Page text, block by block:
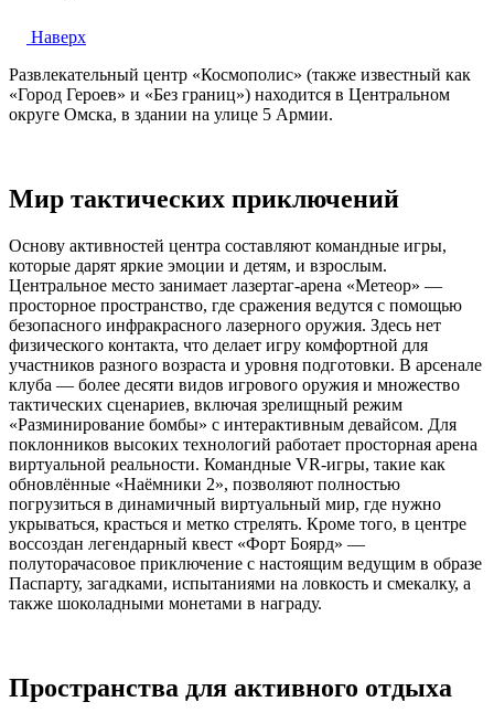
Наверх
Развлекательный центр «Космополис» (также известный как
«Город Героев» и «Без границ») находится в Центральном
округе Омска, в здании на улице 5 Армии.
Мир тактических приключений
Основу активностей центра составляют командные игры,
которые дарят яркие эмоции и детям, и взрослым.
Центральное место занимает лазертаг-арена «Метеор» —
просторное пространство, где сражения ведутся с помощью
безопасного инфракрасного лазерного оружия. Здесь нет
физического контакта, что делает игру комфортной для
участников разного возраста и уровня подготовки. В арсенале
клуба — более десяти видов игрового оружия и множество
тактических сценариев, включая зрелищный режим
«Разминирование бомбы» с интерактивным девайсом. Для
поклонников высоких технологий работает просторная арена
виртуальной реальности. Командные VR-игры, такие как
обновлённые «Наёмники 2», позволяют полностью
погрузиться в динамичный виртуальный мир, где нужно
укрываться, красться и метко стрелять. Кроме того, в центре
воссоздан легендарный квест «Форт Боярд» —
полуторачасовое приключение с настоящим ведущим в образе
Паспарту, загадками, испытаниями на ловкость и смекалку, а
также шоколадными монетами в награду.
Пространства для активного отдыха